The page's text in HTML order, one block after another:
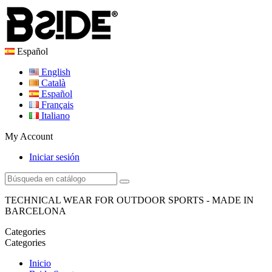
Español
English
Català
Español
Français
Italiano
My Account
Iniciar sesión
TECHNICAL WEAR FOR OUTDOOR SPORTS - MADE IN
BARCELONA
Categories
Categories
Inicio